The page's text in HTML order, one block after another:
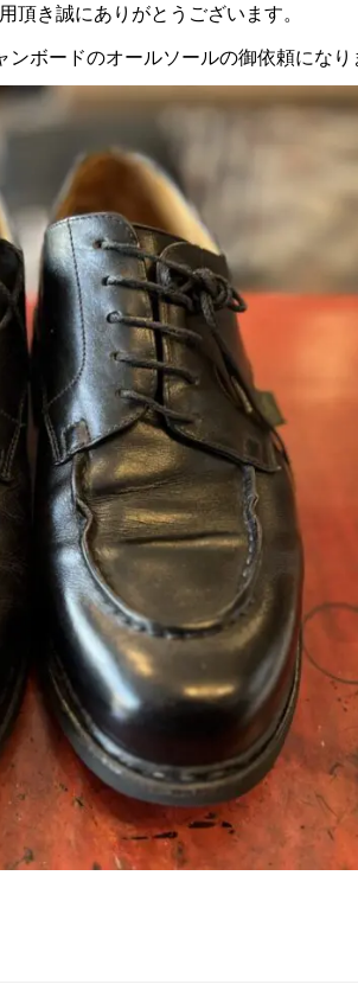
頂き誠にありがとうございます。
ボードのオールソールの御依頼になり